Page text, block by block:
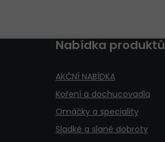
Nabídka produktů
AKČNÍ NABÍDKA
Koření a dochucovadla
Omáčky a speciality
Sladké a slané dobroty